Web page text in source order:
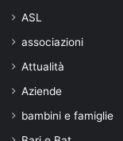
ASL
associazioni
Attualità
Aziende
bambini e famiglie